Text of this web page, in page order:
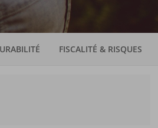
FISCALITÉ & RISQUES